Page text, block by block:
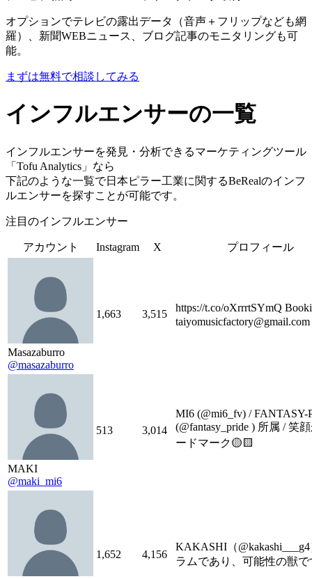
オプションでテレビの露出データ（音声＋フリップなども網
羅）、新聞WEBニュース、ブログ記事のモニタリングも可
能。
まずは無料で相談してみる
インフルエンサーの一覧
インフルエンサーを発見・分析できるマーケティングツール
「Tofu Analytics」なら
下記のような一覧で日本ピラー工業に関するBeRealのインフ
ルエンサーを探すことが可能です。
注目のインフルエンサー
アカウント Instagram X プロフィール
Masazaburro
@masazaburro
1,663 3,515
https://t.co/oXrrrtSYmQ
taiyomusicfactory@gmail.com
MAKI
@maki_mi6
513 3,014
MI6 (@mi6_fv) / FANTASY-
(@fantasy_pride ) 所属 / 笑
ードマーク🟡🟨
1,652 4,156
KAKASHI（
ラムであり、可能性の獣で